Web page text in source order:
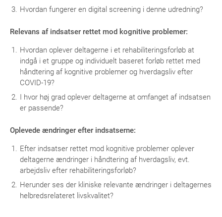
Hvordan fungerer en digital screening i denne udredning?
Relevans af indsatser rettet mod kognitive problemer:
Hvordan oplever deltagerne i et rehabiliteringsforløb at
indgå i et gruppe og individuelt baseret forløb rettet med
håndtering af kognitive problemer og hverdagsliv efter
COVID-19?
I hvor høj grad oplever deltagerne at omfanget af indsatsen
er passende?
Oplevede ændringer efter indsatserne:
Efter indsatser rettet mod kognitive problemer oplever
deltagerne ændringer i håndtering af hverdagsliv, evt.
arbejdsliv efter rehabiliteringsforløb?
Herunder ses der kliniske relevante ændringer i deltagernes
helbredsrelateret livskvalitet?